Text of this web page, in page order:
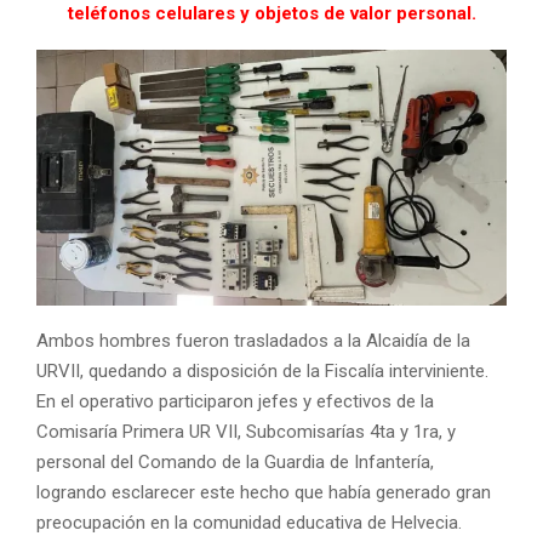
teléfonos celulares y objetos de valor personal.
Ambos hombres fueron trasladados a la Alcaidía de la
URVII, quedando a disposición de la Fiscalía interviniente.
En el operativo participaron jefes y efectivos de la
Comisaría Primera UR VII, Subcomisarías 4ta y 1ra, y
personal del Comando de la Guardia de Infantería,
logrando esclarecer este hecho que había generado gran
preocupación en la comunidad educativa de Helvecia.